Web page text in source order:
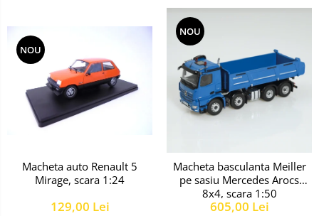
NOU
Macheta auto Renault 5
Mirage, scara 1:24
129,00 Lei
NOU
Macheta basculanta Meiller
pe sasiu Mercedes Arocs
8x4, scara 1:50
605,00 Lei